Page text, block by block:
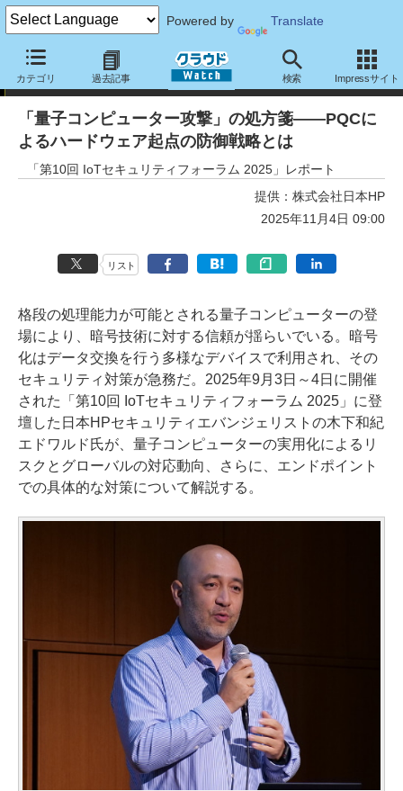
Powered by Translate
カテゴリ 過去記事 検索 Impressサイト
トピック
「量子コンピューター攻撃」の処方箋――PQCに
よるハードウェア起点の防御戦略とは
「第10回 IoTセキュリティフォーラム 2025」レポート
提供：株式会社日本HP
2025年11月4日 09:00
リスト
格段の処理能力が可能とされる量子コンピューターの登
場により、暗号技術に対する信頼が揺らいでいる。暗号
化はデータ交換を行う多様なデバイスで利用され、その
セキュリティ対策が急務だ。2025年9月3日～4日に開催
された「第10回 IoTセキュリティフォーラム 2025」に登
壇した日本HPセキュリティエバンジェリストの木下和紀
エドワルド氏が、量子コンピューターの実用化によるリ
スクとグローバルの対応動向、さらに、エンドポイント
での具体的な対策について解説する。